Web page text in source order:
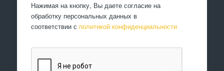
Нажимая на кнопку, Вы даете согласие на
обработку персональных данных в
соответствии с политикой конфиденциальности